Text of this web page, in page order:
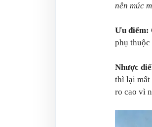
nên múc
Ưu điểm:
phụ thuộc
Nhược
thì lại mất
ro cao vì